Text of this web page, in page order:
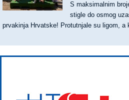
S maksimalnim
stigle do osmog
prvakinja Hrvatske! Protutnjale su ligom,